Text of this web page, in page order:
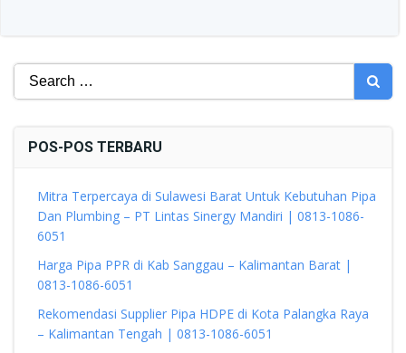
Search
for:
POS-POS TERBARU
Mitra Terpercaya di Sulawesi Barat Untuk Kebutuhan Pipa
Dan Plumbing – PT Lintas Sinergy Mandiri | 0813-1086-
6051
Harga Pipa PPR di Kab Sanggau – Kalimantan Barat |
0813-1086-6051
Rekomendasi Supplier Pipa HDPE di Kota Palangka Raya
– Kalimantan Tengah | 0813-1086-6051